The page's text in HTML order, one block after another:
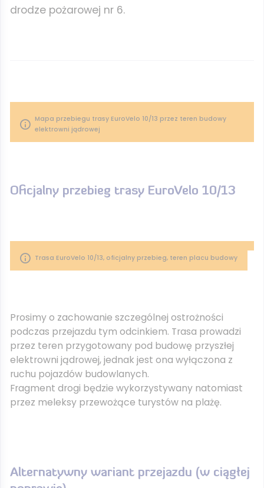
drodze pożarowej nr 6.
Mapa przebiegu trasy EuroVelo 10/13 przez teren budowy
elektrowni jądrowej
Oficjalny przebieg trasy EuroVelo 10/13
Trasa EuroVelo 10/13, oficjalny przebieg, teren placu budowy
Prosimy o zachowanie szczególnej ostrożności
podczas przejazdu tym odcinkiem. Trasa prowadzi
przez teren przygotowany pod budowę przyszłej
elektrowni jądrowej, jednak jest ona wyłączona z
ruchu pojazdów budowlanych.
Fragment drogi będzie wykorzystywany natomiast
przez meleksy przewożące turystów na plażę.
Alternatywny wariant przejazdu (w ciągłej